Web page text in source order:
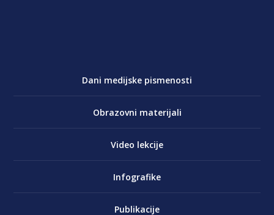
Dani medijske pismenosti
Obrazovni materijali
Video lekcije
Infografike
Publikacije